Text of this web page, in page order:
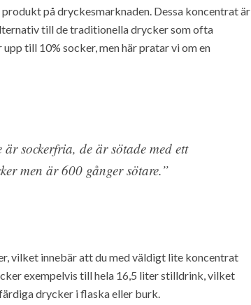
på dryckesmarknaden. Dessa koncentrat är
till de traditionella drycker som ofta
till 10% socker, men här pratar vi om en
sockerfria, de är sötade med ett
men är 600 gånger sötare.”
vilket innebär att du med väldigt lite koncentrat
exempelvis till hela 16,5 liter stilldrink, vilket
drycker i flaska eller burk.